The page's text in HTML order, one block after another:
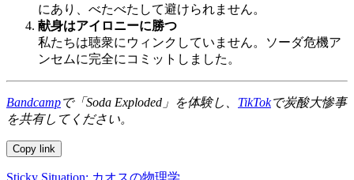
にあり、べたべたして避けられません。
献身はアイロニーに勝つ
私たちは聴衆にウィンクしていません。ソーダ危機ア
ンセムに完全にコミットしました。
Bandcampで「Soda Exploded」を体験し、 TikTokで炭酸大惨事
を共有してください。
Copy link
Sticky Situation: カオスの物理学